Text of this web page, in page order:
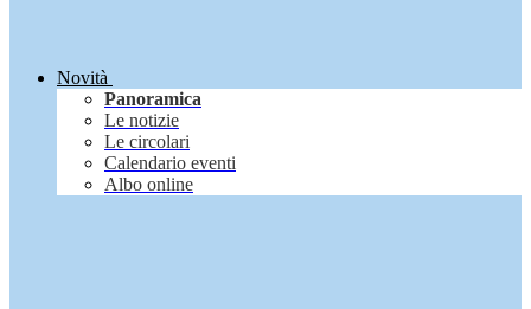
Novità
Panoramica
Le notizie
Le circolari
Calendario eventi
Albo online